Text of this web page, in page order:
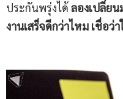
ประกันพรุ่งได้ ลองเปลี่ย
งานเสร็จดีกว่าไหม เชื่อว่